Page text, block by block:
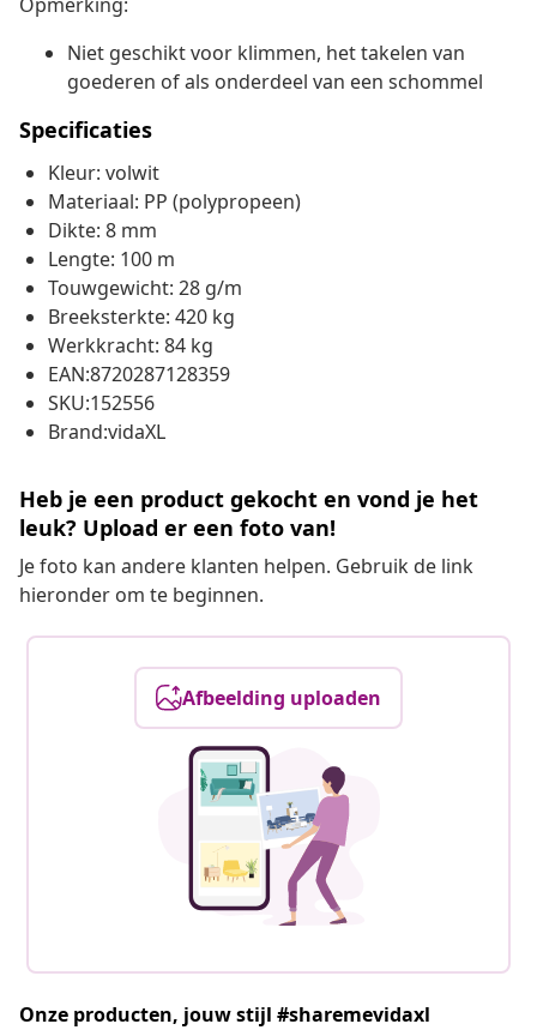
Niet geschikt voor klimmen, het takelen van
goederen of als onderdeel van een schommel
Specificaties
Kleur: volwit
Materiaal: PP (polypropeen)
Dikte: 8 mm
Lengte: 100 m
Touwgewicht: 28 g/m
Breeksterkte: 420 kg
Werkkracht: 84 kg
EAN:8720287128359
SKU:152556
Brand:vidaXL
Heb je een product gekocht en vond je het
leuk? Upload er een foto van!
Je foto kan andere klanten helpen. Gebruik de link
hieronder om te beginnen.
Afbeelding uploaden
Onze producten, jouw stijl #sharemevidaxl